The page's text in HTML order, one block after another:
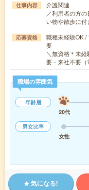
仕事内容
介護関連
／利用者の方
い物や散歩に
応募資格
職種未経験OK /
要
＼無資格＊未
要・来社不要
職場の雰囲気
年齢層
20代
男女比率
女性
気になる!